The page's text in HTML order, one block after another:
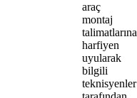
araç
montaj
talimatlarına
harfiyen
uyularak
bilgili
teknisyenler